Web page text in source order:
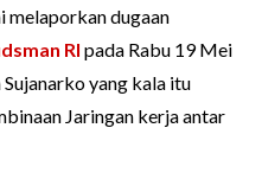
melaporkan dugaan
RI pada Rabu 19 Mei
yang kala itu
Jaringan kerja antar